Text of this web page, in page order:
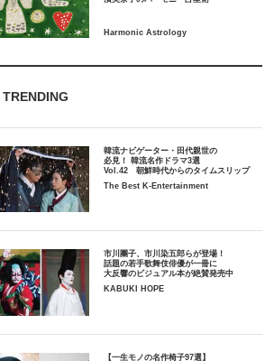
TRENDING
韓流ナビゲーター・田代親世の
必見！ 韓流名作ドラマ3選
Vol.42 朝鮮時代からのタイムスリップ
The Best K-Entertainment
市川團子、市川染五郎らが登場！
話題の若手歌舞伎俳優が一冊に
大反響のビジュアル本が絶賛発売中
KABUKI HOPE
【一生モノの名作椅子97選】